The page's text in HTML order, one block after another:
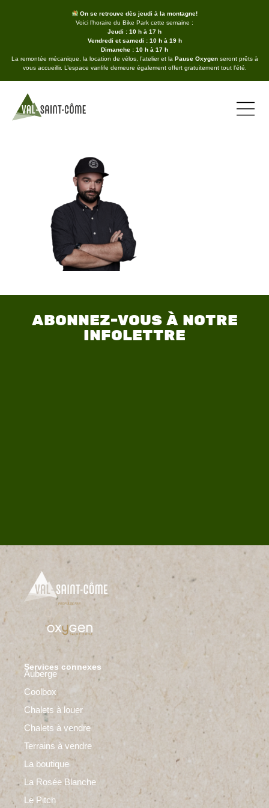
On se retrouve dès jeudi à la montagne!
Voici l’horaire du Bike Park cette semaine :
Jeudi : 10 h à 17 h
Vendredi et samedi : 10 h à 19 h
Dimanche : 10 h à 17 h
La remontée mécanique, la location de vélos, l’atelier et la Pause Oxygenseront prêts à
vous accueillir. L’espace vanlife demeure également offert gratuitement tout l’été.
ABONNEZ-VOUS À NOTRE
INFOLETTRE
Services connexes
Auberge
Coolbox
Chalets à louer
Chalets à vendre
Terrains à vendre
La boutique
La Rosée Blanche
Le Pitch